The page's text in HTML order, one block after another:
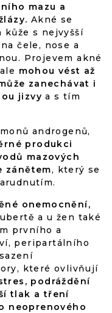
mazu a
Akné se
kůže s nejvyšší
čele, nose a
Projevem akné
mohou vést až
zanechávat i
jizvy a s tím
androgenů,
produkci
mazových
zánětem, který se
onemocnění,
a u žen také
prvního a
peripartálního
které ovlivňují
podráždění
tlak a tření
neoprenového